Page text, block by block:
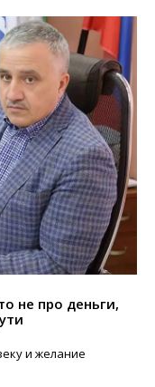
не про деньги,
и желание